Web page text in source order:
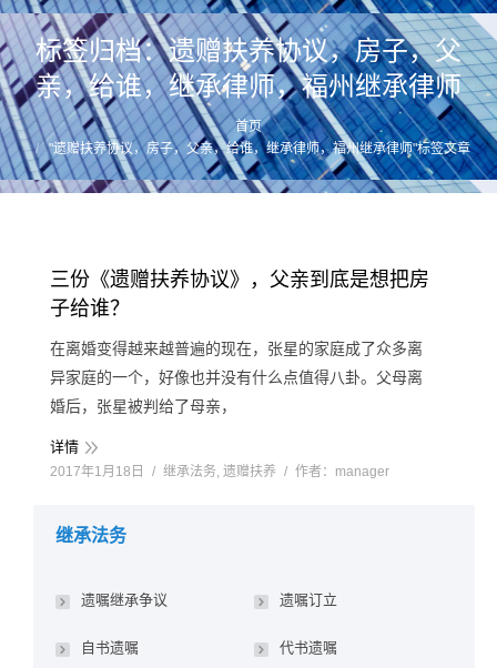
标签归档：遗赠扶养协议，房子，父
亲，给谁，继承律师，福州继承律师
您的位置：
首页
"遗赠扶养协议，房子，父亲，给谁，继承律师，福州继承律师"标签文章
三份《遗赠扶养协议》，父亲到底是想把房
子给谁？
在离婚变得越来越普遍的现在，张星的家庭成了众多离
异家庭的一个，好像也并没有什么点值得八卦。父母离
婚后，张星被判给了母亲，
详情
2017年1月18日 继承法务, 遗赠扶养 作者： manager
继承法务
遗嘱继承争议 遗嘱订立
自书遗嘱 代书遗嘱